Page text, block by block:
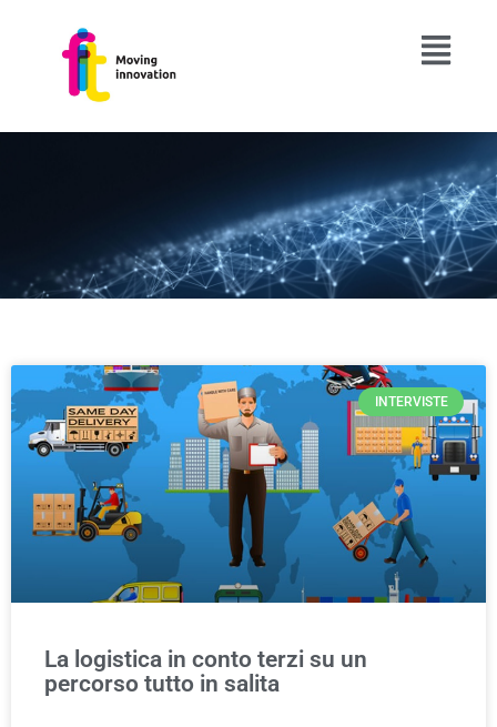
INTERVISTE
La logistica in conto terzi su un
percorso tutto in salita